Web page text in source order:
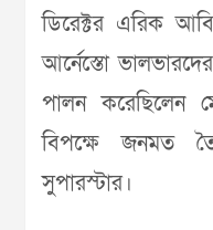
ডিরেক্টর এরিক
আর্নেস্তো
পালন করেছিলেন
বিপক্ষে জনমত
সুপারস্টার।